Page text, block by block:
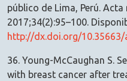
público de Lima, Perú.
2017;34(2):95–100.
http://dx.doi.org/10.35663/
36. Young-McCaughan S.
with breast cancer after